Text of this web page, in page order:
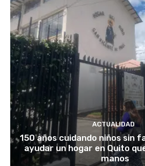
ACTUALIDAD
150 años cuidando niños sin
ayudar un hogar en Quito
manos